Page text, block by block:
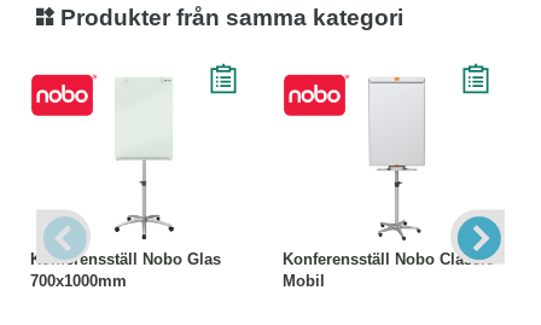
Produkter från samma kategori
Konferensställ Nobo Glas
700x1000mm
Konferensställ Nobo Classic
Mobil